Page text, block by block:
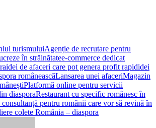
turismuluiAgenție de recrutare pentru
în străinătatee-commerce dedicat
idei de afaceri care pot genera profit rapididei
româneascăLansarea unei afaceriMagazin
Platformă online pentru servicii
diasporaRestaurant cu specific românesc în
pentru românii care vor să revină în
colete România – diaspora